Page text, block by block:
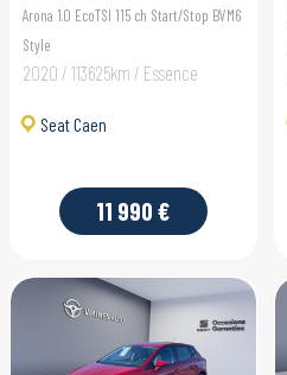
Arona 1.0 EcoTSI 115 ch Start/Stop BVM6
Style
2020 / 113625km / Essence
Seat Caen
11 990 €